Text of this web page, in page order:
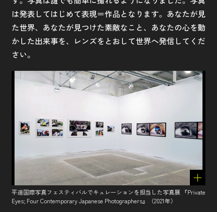
は発表してはじめて表現＝作品となります。あなたが見
た世界、あなたが見つけた素敵なこと、あなたの心を動
かした出来事を、レンズをとおして世界へ発信してくだ
さい。
平遥国際写真フェスティバルでキュレーションを担当した写真展 『Private
Eyes; Four Contemporary Japanese Photographers』（2021年）